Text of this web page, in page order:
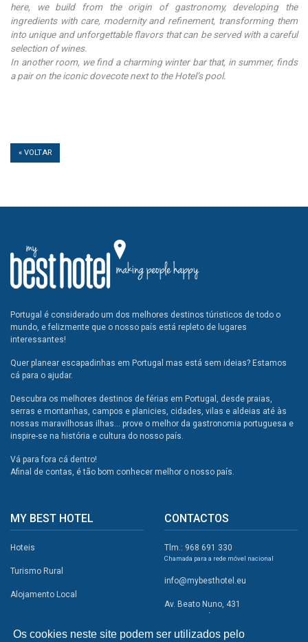
Os cookies neste site podem ser utilizados pelo
here, we build from the origin of gastronomy, developing the
ingredients with care, modernity and refinement, transforming them
into unique and unforgettable flavors that can be served with a careful
selection of wines.
In another room, we find a charming winter bar that, in summer, finds
a pair on the iconic dovecote next to the Hotel’s pool.
« VOLTAR
Portugal é considerado um dos melhores destinos túristicos de todo o
mundo, e felizmente que o nosso país está repleto de lugares
interessantes!
Quer planear escapadinhas em Portugal mas está sem ideias? Estamos
cá para o ajudar.
Descubra os melhores destinos de férias em Portugal, desde praias,
serras e montanhas, campos e planicies, cidades, vilas e aldeias até às
nossas maravilhosas ilhas... prove o melhor da gastronomia portuguesa e
inspire-se na história e cultura do nosso país.
Vá para fora cá dentro!
Afinal de contas, é tão bom conhecer melhor o nosso país.
MY BEST HOTEL
Hoteis
Turismo Rural
Alojamento Local
CONTACTOS
Tlm.: 968 691 330
Chamada para a rede móvel nacional
info@mybesthotel.eu
Av. Beato Nuno, 431
2495-401 Fátima